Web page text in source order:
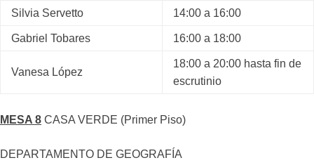
Silvia Servetto 14:00 a 16:00
Gabriel Tobares 16:00 a 18:00
Vanesa López
18:00 a 20:00 hasta fin de
escrutinio
MESA 8 CASA VERDE (Primer Piso)
DEPARTAMENTO DE GEOGRAFÍA